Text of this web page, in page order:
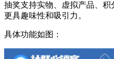
抽奖支持实物、虚拟产品、
更具趣味性和吸引力。
具体功能如图：